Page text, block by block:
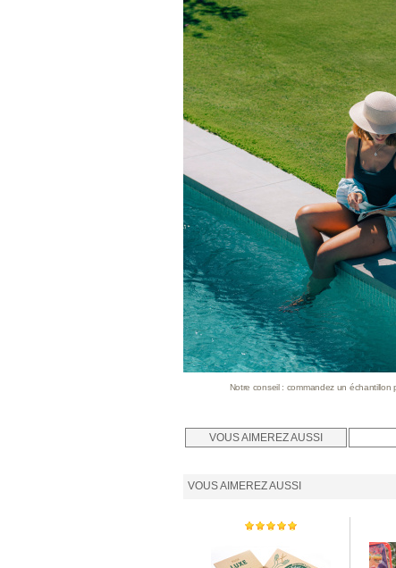
Notre conseil : commandez un échantillon
VOUS AIMEREZ AUSSI
VOUS AIMEREZ AUSSI